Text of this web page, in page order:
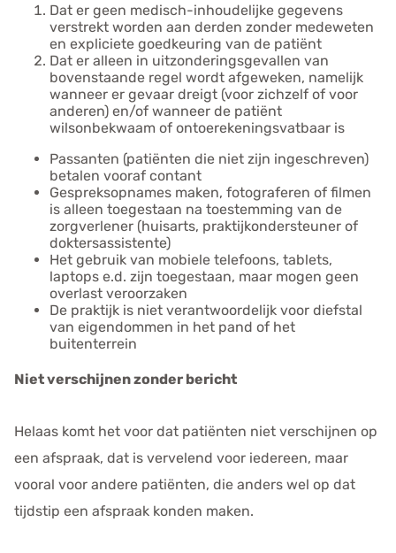
Dat er geen medisch-inhoudelijke gegevens
verstrekt worden aan derden zonder medeweten
en expliciete goedkeuring van de patiënt
Dat er alleen in uitzonderingsgevallen van
bovenstaande regel wordt afgeweken, namelijk
wanneer er gevaar dreigt (voor zichzelf of voor
anderen) en/of wanneer de patiënt
wilsonbekwaam of ontoerekeningsvatbaar is
Passanten (patiënten die niet zijn ingeschreven)
betalen vooraf contant
Gespreksopnames maken, fotograferen of filmen
is alleen toegestaan na toestemming van de
zorgverlener (huisarts, praktijkondersteuner of
doktersassistente)
Het gebruik van mobiele telefoons, tablets,
laptops e.d. zijn toegestaan, maar mogen geen
overlast veroorzaken
De praktijk is niet verantwoordelijk voor diefstal
van eigendommen in het pand of het
buitenterrein
Niet verschijnen zonder bericht
Helaas komt het voor dat patiënten niet verschijnen op
een afspraak, dat is vervelend voor iedereen, maar
vooral voor andere patiënten, die anders wel op dat
tijdstip een afspraak konden maken.